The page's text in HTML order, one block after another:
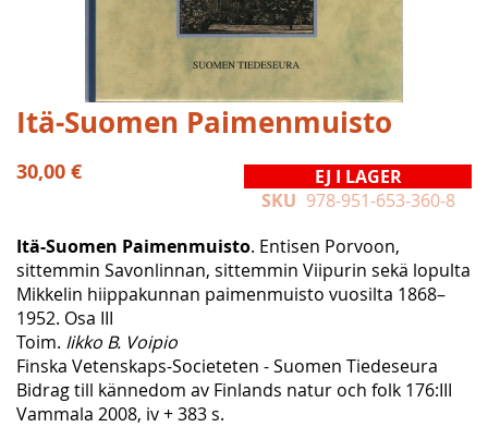
Hoppa
till
början
av
Itä-Suomen Paimenmuisto
30,00 €
EJ I LAGER
SKU 978-951-653-360-8
Itä-Suomen Paimenmuisto. Entisen Porvoon,
sittemmin Savonlinnan, sittemmin Viipurin sekä lopulta
Mikkelin hiippakunnan paimenmuisto vuosilta 1868–
1952. Osa III
Toim. Iikko B. Voipio
Finska Vetenskaps-Societeten - Suomen Tiedeseura
Bidrag till kännedom av Finlands natur och folk 176:III
Vammala 2008, iv + 383 s.